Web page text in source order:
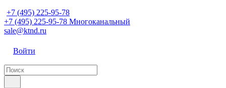
+7 (495) 225-95-78
+7 (495) 225-95-78 Многоканальный
sale@ktnd.ru
Войти